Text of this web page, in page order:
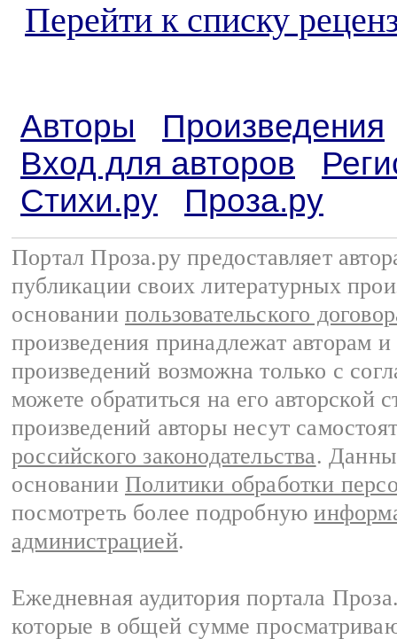
Перейти к списку
Авторы
Произведения
Вход для авторов
Стихи.ру
Проза.ру
Портал Проза.ру предоставляет
публикации своих литературных
основании пользовательского
произведения принадлежат авторам
произведений возможна только с
можете обратиться на его авторской
произведений авторы несут
российского законодательства.
основании Политики обработки
посмотреть более подробную
администрацией.
Ежедневная аудитория портала
которые в общей сумме